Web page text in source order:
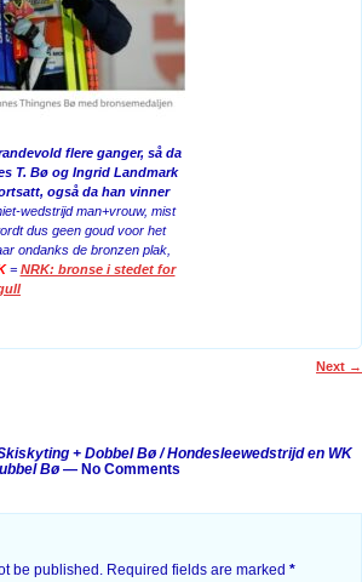
flere ganger, så da
T. Bø og Ingrid Landmark
også da han vinner
wedstrijd man+vrouw, mist
dus geen goud voor het
ondanks de bronzen plak,
= NRK: bronse i stedet for
Next →
+ Dobbel Bø / Hondesleewedstrijd en WK
Bø — No Comments
be published. Required fields are marked *